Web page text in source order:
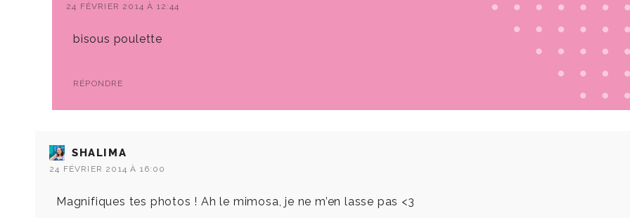
24 FÉVRIER 2014 À 12:44
bisous poulette
RÉPONDRE
SHALIMA
24 FÉVRIER 2014 À 16:00
Magnifiques tes photos ! Ah le mimosa, je ne m’en lasse pas <3